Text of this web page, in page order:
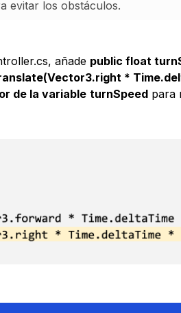
evitar los obstáculos.
añade public float
*
de la variable turnSpeedpara